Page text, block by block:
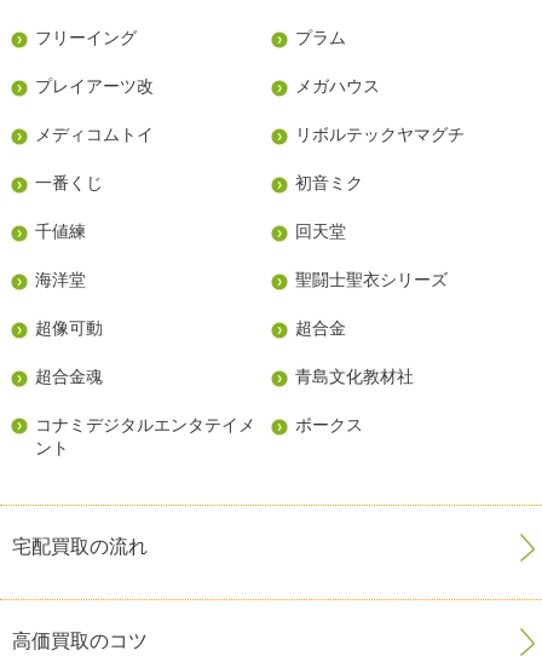
フリーイング プラム
プレイアーツ改 メガハウス
メディコムトイ リボルテックヤマグチ
一番くじ 初音ミク
千値練 回天堂
海洋堂 聖闘士聖衣シリーズ
超像可動 超合金
超合金魂 青島文化教材社
コナミデジタルエンタテイメ
ント
ボークス
宅配買取の流れ
高価買取のコツ